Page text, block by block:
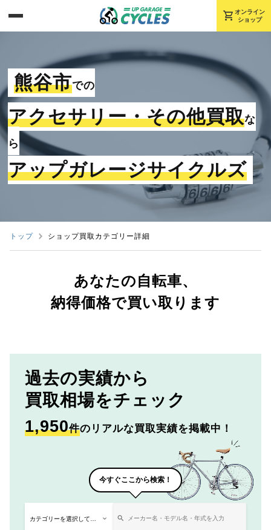
shopping_cart オンライン
ショップ
熊谷市での
アクセサリー・その他買取な
ら
アップガレージサイクルズ
トップ ショップ買取カテゴリー詳細
あなたの自転車、
納得価格で買い取ります
過去の実績から
買取相場をチェック
1,950件のリアルな買取実績を掲載中！
今すぐここから検索！